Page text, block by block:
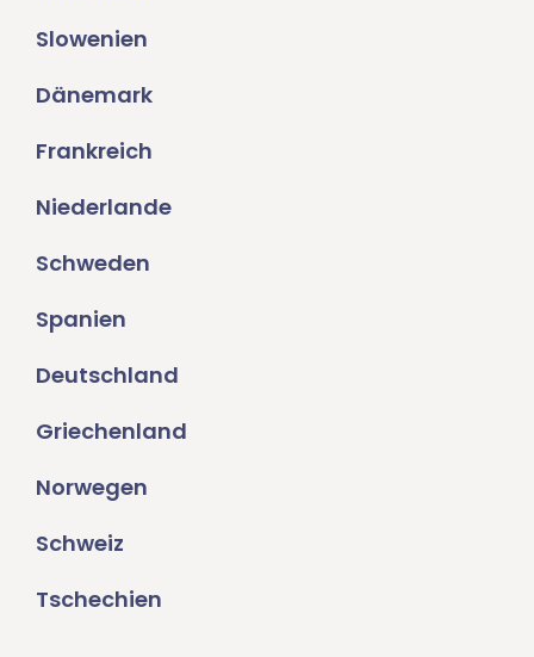
Slowenien
Dänemark
Frankreich
Niederlande
Schweden
Spanien
Deutschland
Griechenland
Norwegen
Schweiz
Tschechien